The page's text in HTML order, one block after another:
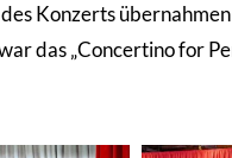
Konzerts
das „Concertino for